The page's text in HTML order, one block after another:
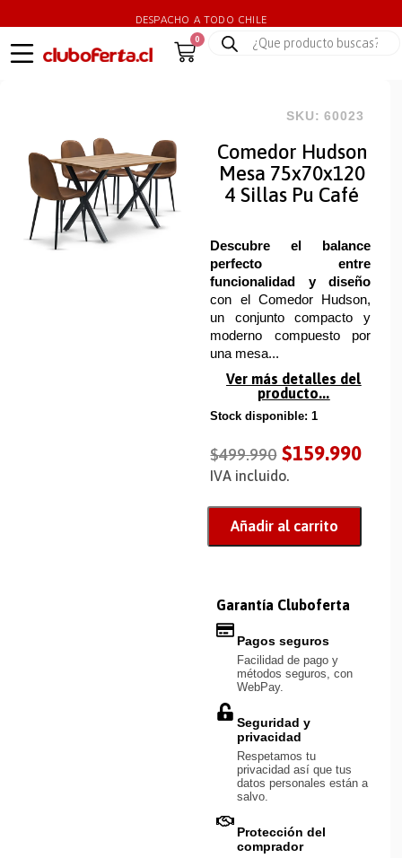
DESPACHO A TODO CHILE
0
SKU: 60023
Comedor Hudson
Mesa 75x70x120
4 Sillas Pu Café
Descubre el balance
perfecto entre
funcionalidad y diseño
con el Comedor Hudson,
un conjunto compacto y
moderno compuesto por
una mesa...
Ver más detalles del
producto...
Stock disponible: 1
$499.990 $159.990
IVA incluido.
Añadir al carrito
Garantía Cluboferta
Pagos seguros
Facilidad de pago y
métodos seguros, con
WebPay.
Seguridad y
privacidad
Respetamos tu
privacidad así que tus
datos personales están a
salvo.
Protección del
comprador